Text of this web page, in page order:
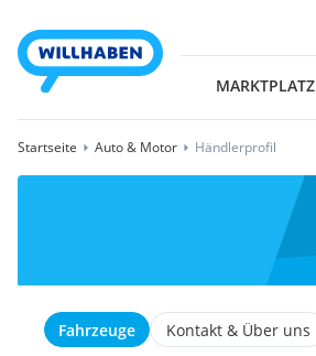
MARKTPLATZ
Startseite Auto & Motor Händlerprofil
Fahrzeuge Kontakt & Über uns